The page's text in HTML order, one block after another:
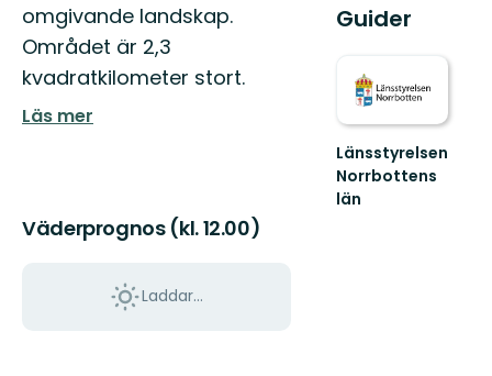
omgivande landskap.
Området är 2,3
kvadratkilometer stort.
Läs mer
Väderprognos (kl. 12.00)
Laddar...
Guider
Länsstyrelsen
Norrbottens
län